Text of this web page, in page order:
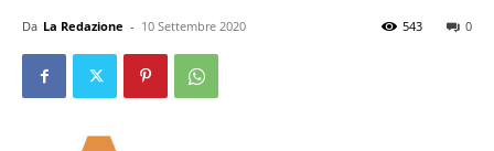
Da La Redazione - 10 Settembre 2020 0
543